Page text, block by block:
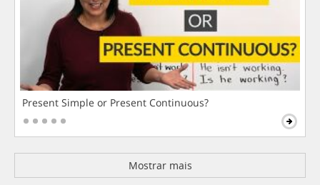
Present Simple or Present Continuous?
Mostrar mais